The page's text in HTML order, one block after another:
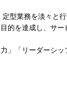
型業務を淡々と
的を達成し、サ
」「リーダーシ